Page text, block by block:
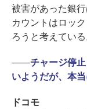
被害があった銀
カウントはロッ
ろうと考えている
――チャージ停
いようだが、本
ドコモ